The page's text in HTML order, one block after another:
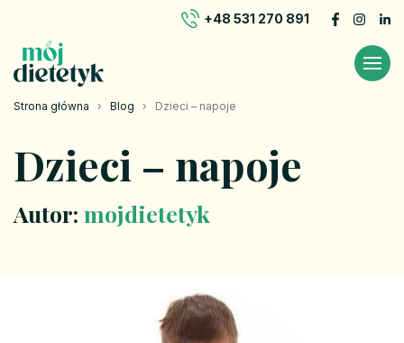
+48 531 270 891
Strona główna › Blog › Dzieci – napoje
Dzieci – napoje
Autor: mojdietetyk